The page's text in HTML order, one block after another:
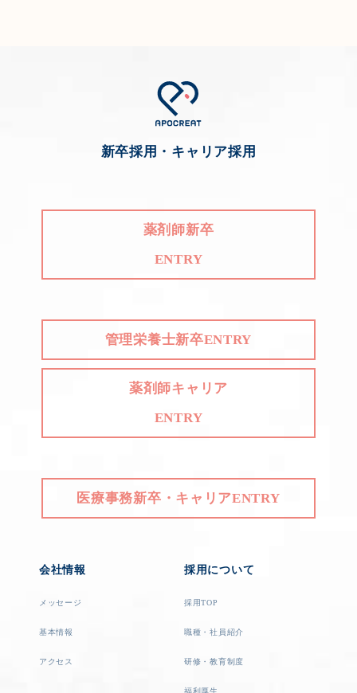
新卒採用・キャリア採用
薬剤師新卒
ENTRY
管理栄養士新卒ENTRY
薬剤師キャリア
ENTRY
医療事務新卒・キャリアENTRY
会社情報
メッセージ
基本情報
アクセス
採用について
採用TOP
職種・社員紹介
研修・教育制度
福利厚生